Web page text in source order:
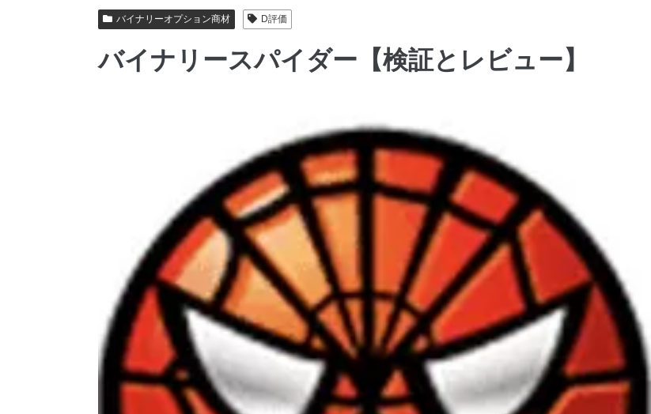
バイナリーオプション商材 D評価
バイナリースパイダー【検証とレビュー】